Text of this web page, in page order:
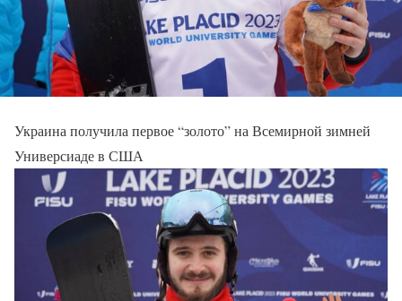
Украина получила первое “золото” на Всемирной зимней
Универсиаде в США